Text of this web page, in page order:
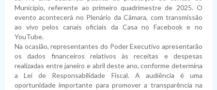
Lista de Terceirizados
Concursos Públicos
Inexigibilidade
Atas de Adesão
Obras
Fornecedores Sancionados
Relatórios da LRF
Execução Extraorçamentária
Plano Anual de Contratações
Plano Estratégico Institucional
Relatório de Gestão e Atividades
Políticas de Gestão e Governança
Lei de Acesso à Informação
Sistema de Informação ao Cidadão - SIC
Perguntas Frequentes
Acessibilidade
Lei Geral de Proteção de Dados Pessoais
Sobre a LGPD
Política de Privacidade
Município, referente ao primeiro quadrimestre de 2025. O
evento acontecerá no Plenário da Câmara, com transmissão
ao vivo pelos canais oficiais da Casa no Facebook e no
YouTube.
Na ocasião, representantes do Poder Executivo apresentarão
os dados financeiros relativos às receitas e despesas
realizadas entre janeiro e abril deste ano, conforme determina
a Lei de Responsabilidade Fiscal. A audiência é uma
oportunidade importante para promover a transparência na